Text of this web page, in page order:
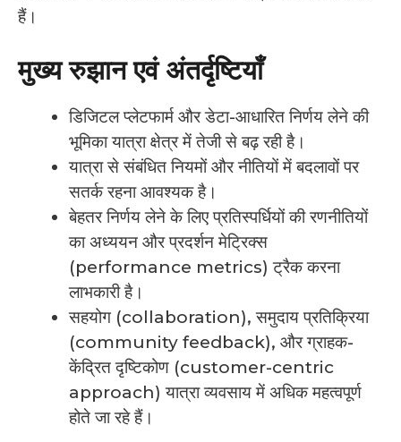
हैं।
मुख्य रुझान एवं अंतर्दृष्टियाँ
डिजिटल प्लेटफार्म और डेटा-आधारित निर्णय लेने की
भूमिका यात्रा क्षेत्र में तेजी से बढ़ रही है।
यात्रा से संबंधित नियमों और नीतियों में बदलावों पर
सतर्क रहना आवश्यक है।
बेहतर निर्णय लेने के लिए प्रतिस्पर्धियों की रणनीतियों
का अध्ययन और प्रदर्शन मेट्रिक्स
(performance metrics) ट्रैक करना
लाभकारी है।
सहयोग (collaboration), समुदाय प्रतिक्रिया
(community feedback), और ग्राहक-
केंद्रित दृष्टिकोण (customer-centric
approach) यात्रा व्यवसाय में अधिक महत्वपूर्ण
होते जा रहे हैं।